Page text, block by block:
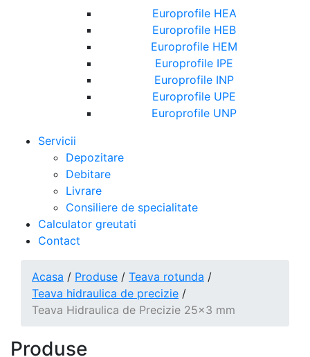
Europrofile HEA
Europrofile HEB
Europrofile HEM
Europrofile IPE
Europrofile INP
Europrofile UPE
Europrofile UNP
Servicii
Depozitare
Debitare
Livrare
Consiliere de specialitate
Calculator greutati
Contact
Acasa / Produse / Teava rotunda /
Teava hidraulica de precizie /
Teava Hidraulica de Precizie 25x3 mm
Produse